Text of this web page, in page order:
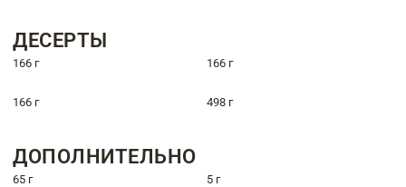
ДЕСЕРТЫ
166 г 166 г
166 г 498 г
ДОПОЛНИТЕЛЬНО
65 г 5 г